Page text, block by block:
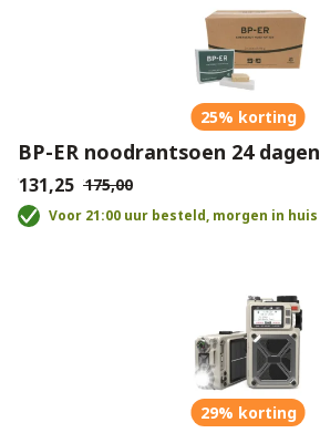
25% korting
BP-ER noodrantsoen 24 dagen
€131,25 €175,00
Voor 21:00 uur besteld, morgen in huis
29% korting